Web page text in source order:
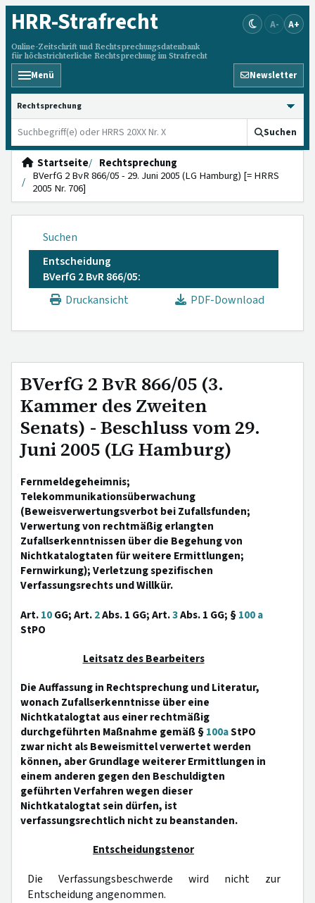
HRR-Strafrecht
Online-Zeitschrift und Rechtsprechungsdatenbank
für höchstrichterliche Rechtsprechung im Strafrecht
A- A+
Menü Newsletter
HRRS durchsuchen
Suchen
Startseite
Rechtsprechung
BVerfG 2 BvR 866/05 - 29. Juni 2005 (LG Hamburg) [= HRRS
2005 Nr. 706]
Suchen
Entscheidung
BVerfG 2 BvR 866/05:
Druckansicht
PDF-Download
BVerfG 2 BvR 866/05 (3.
Kammer des Zweiten
Senats) - Beschluss vom 29.
Juni 2005 (LG Hamburg)
Fernmeldegeheimnis;
Telekommunikationsüberwachung
(Beweisverwertungsverbot bei Zufallsfunden;
Verwertung von rechtmäßig erlangten
Zufallserkenntnissen über die Begehung von
Nichtkatalogtaten für weitere Ermittlungen;
Fernwirkung); Verletzung spezifischen
Verfassungsrechts und Willkür.
Art.10GG; Art.2Abs. 1 GG; Art.3Abs. 1 GG; §100 a
StPO
Leitsatz des Bearbeiters
Die Auffassung in Rechtsprechung und Literatur,
wonach Zufallserkenntnisse über eine
Nichtkatalogtat aus einer rechtmäßig
durchgeführten Maßnahme gemäß §100aStPO
zwar nicht als Beweismittel verwertet werden
können, aber Grundlage weiterer Ermittlungen in
einem anderen gegen den Beschuldigten
geführten Verfahren wegen dieser
Nichtkatalogtat sein dürfen, ist
verfassungsrechtlich nicht zu beanstanden.
Entscheidungstenor
Die Verfassungsbeschwerde wird nicht zur
Entscheidung angenommen.